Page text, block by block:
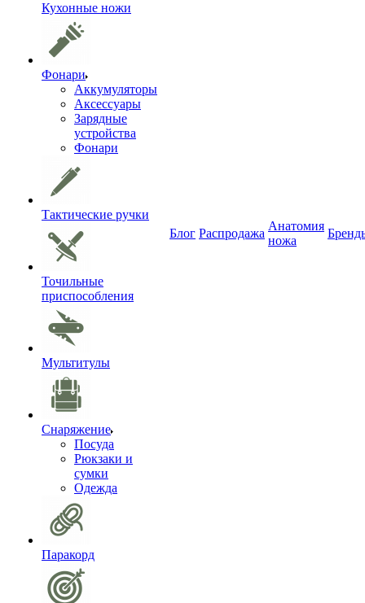
Кухонные ножи
Фонари
Аккумуляторы
Аксессуары
Зарядные
устройства
Фонари
Тактические ручки
Точильные
приспособления
Мультитулы
Снаряжение
Посуда
Рюкзаки и
сумки
Одежда
Паракорд
Блог Распродажа
Анатомия
ножа